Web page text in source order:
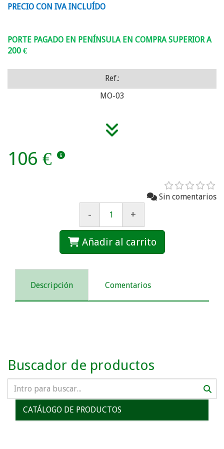
PRECIO CON IVA INCLUÍDO
PORTE PAGADO EN PENÍNSULA EN COMPRA SUPERIOR A
200 €
Ref.:
MO-03
106 €
Sin comentarios
- +
Añadir al carrito
Descripción Comentarios
Buscador de productos
CATÁLOGO DE PRODUCTOS